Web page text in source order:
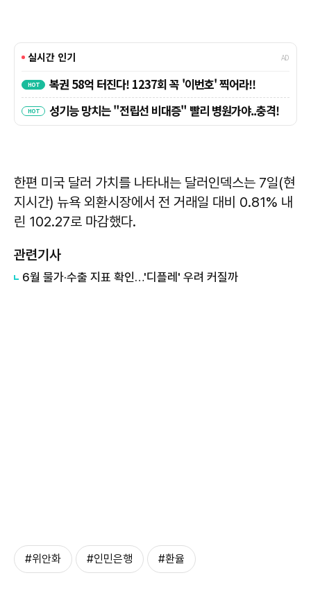
한편 미국 달러 가치를 나타내는 달러인덱스는 7일(현
지시간) 뉴욕 외환시장에서 전 거래일 대비 0.81% 내
린 102.27로 마감했다.
관련기사
6월 물가·수출 지표 확인…'디플레' 우려 커질까
#위안화 #인민은행 #환율